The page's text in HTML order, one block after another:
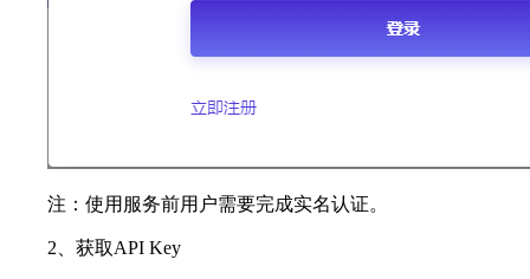
注：使用服务前用户需要完成实名认证。
2、获取API Key